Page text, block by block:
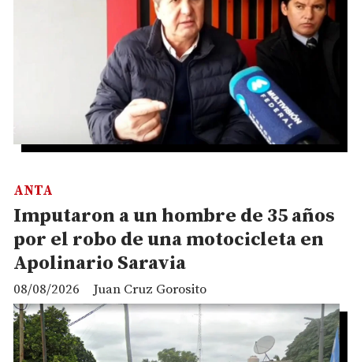
Imputaron a un hombre de 35 años
por el robo de una motocicleta en
Apolinario Saravia
Juan Cruz Gorosito
ANTA
08/08/2026